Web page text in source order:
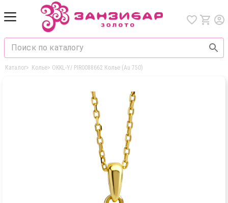
Каталог> Колье> OKKL-Y/ PIR0088662 Колье (Au 750)